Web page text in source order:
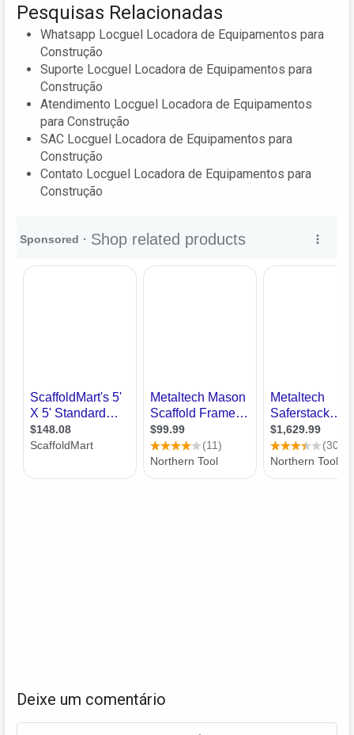
Pesquisas Relacionadas
Whatsapp Locguel Locadora de Equipamentos para
Construção
Suporte Locguel Locadora de Equipamentos para
Construção
Atendimento Locguel Locadora de Equipamentos
para Construção
SAC Locguel Locadora de Equipamentos para
Construção
Contato Locguel Locadora de Equipamentos para
Construção
Deixe um comentário